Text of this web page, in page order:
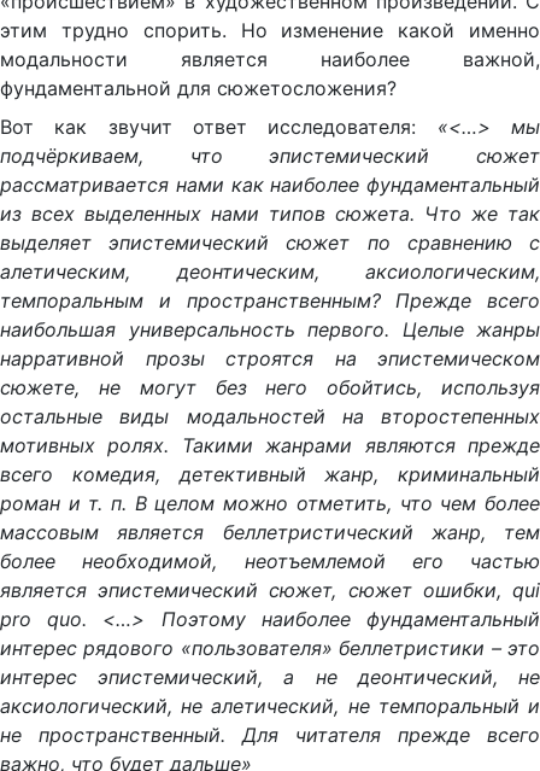
этим трудно спорить. Но изменение какой именно
модальности является наиболее важной,
фундаментальной для сюжетосложения?
Вот как звучит ответ исследователя: «<…> мы
подчёркиваем, что эпистемический сюжет
рассматривается нами как наиболее фундаментальный
из всех выделенных нами типов сюжета. Что же так
выделяет эпистемический сюжет по сравнению с
алетическим, деонтическим, аксиологическим,
темпоральным и пространственным? Прежде всего
наибольшая универсальность первого. Целые жанры
нарративной прозы строятся на эпистемическом
сюжете, не могут без него обойтись, используя
остальные виды модальностей на второстепенных
мотивных ролях. Такими жанрами являются прежде
всего комедия, детективный жанр, криминальный
роман и т. п. В целом можно отметить, что чем более
массовым является беллетристический жанр, тем
более необходимой, неотъемлемой его частью
является эпистемический сюжет, сюжет ошибки, qui
pro quo. <…> Поэтому наиболее фундаментальный
интерес рядового «пользователя» беллетристики – это
интерес эпистемический, а не деонтический, не
аксиологический, не алетический, не темпоральный и
не пространственный. Для читателя прежде всего
важно, что будет дальше»